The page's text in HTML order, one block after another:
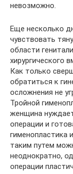
невозможно.
Еще несколько
чувствовать
области
хирургического
Как только
обратиться к
осложнения не
Тройной
женщина
операции и
гименопластика
таким путем
неоднократно,
операции